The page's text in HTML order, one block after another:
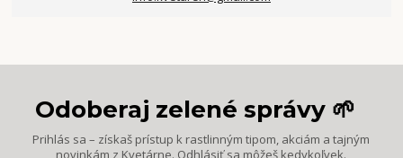
Odoberaj zelené správy 🌱
Prihlás sa – získaš prístup k rastlinným tipom, akciám a tajným
novinkám z Kvetárne. Odhlásiť sa môžeš kedykoľvek.